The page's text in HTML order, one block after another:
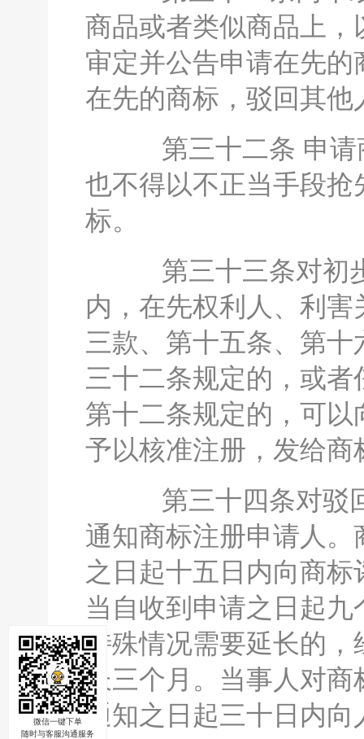
商品或者类似商品上
审定并公告申请在先
在先的商标，驳回其
第三十二条 申请
也不得以不正当手段
标。
第三十三条对初
内，在先权利人、利
三款、第十五条、第
三十二条规定的，或
第十二条规定的，可
予以核准注册，发给
第三十四条对驳
通知商标注册申请人
之日起十五日内向商
当自收到申请之日起
特殊情况需要延长的
长三个月。当事人对
通知之日起三十日内
微信一键下单
随时与客服沟通服务